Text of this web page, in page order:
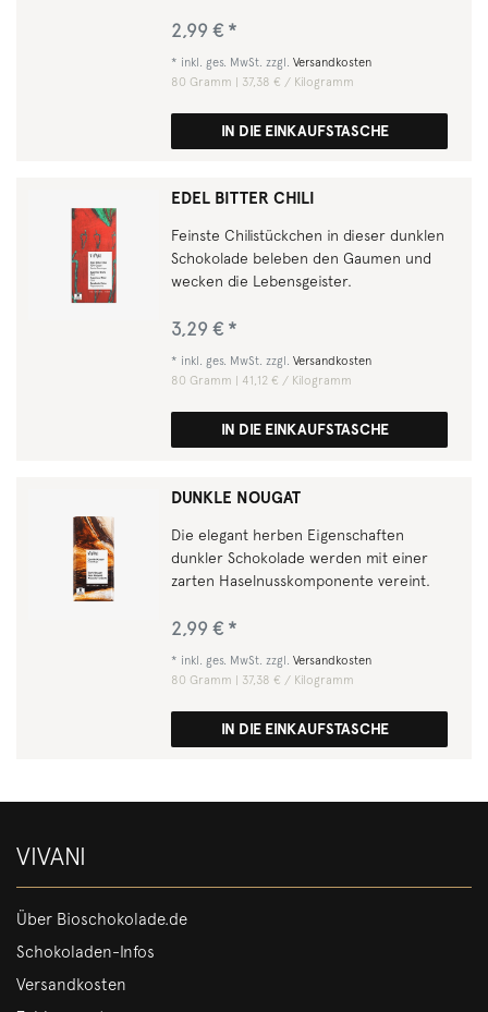
2,99 € *
* inkl. ges. MwSt. zzgl.Versandkosten
80 Gramm | 37,38 € / Kilogramm
IN DIE EINKAUFSTASCHE
EDEL BITTER CHILI
Feinste Chilistückchen in dieser dunklen
Schokolade beleben den Gaumen und
wecken die Lebensgeister.
3,29 € *
* inkl. ges. MwSt. zzgl.Versandkosten
80 Gramm | 41,12 € / Kilogramm
IN DIE EINKAUFSTASCHE
DUNKLE NOUGAT
Die elegant herben Eigenschaften
dunkler Schokolade werden mit einer
zarten Haselnusskomponente vereint.
2,99 € *
* inkl. ges. MwSt. zzgl.Versandkosten
80 Gramm | 37,38 € / Kilogramm
IN DIE EINKAUFSTASCHE
VIVANI
Über Bioschokolade.de
Schokoladen-Infos
Versandkosten